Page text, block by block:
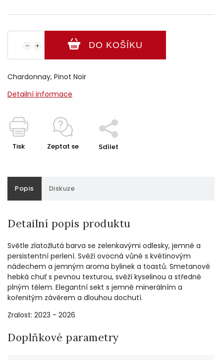
+
− DO KOŠÍKU
Chardonnay, Pinot Noir
Detailní informace
Tisk Zeptat se Sdílet
Popis Diskuze
Detailní popis produktu
Světle zlatožlutá barva se zelenkavými odlesky, jemné a
persistentní perlení. Svěží ovocná vůně s květinovým
nádechem a jemným aroma bylinek a toastů. Smetanově
hebká chuť s pevnou texturou, svěží kyselinou a středně
plným tělem. Elegantní sekt s jemně minerálním a
kořenitým závěrem a dlouhou dochutí.
Zralost: 2023 - 2026
Doplňkové parametry